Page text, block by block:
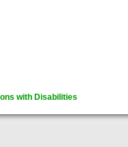
with Disabilities